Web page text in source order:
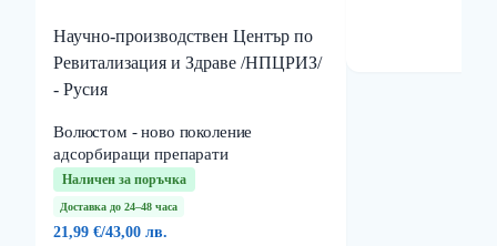
Научно-производствен Център по
Ревитализация и Здраве /НПЦРИЗ/
- Русия
Волюстом - ново поколение
адсорбиращи препарати
Наличен за поръчка
Доставка до 24–48 часа
21,99 €/43,00 лв.